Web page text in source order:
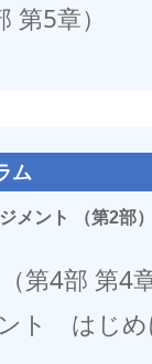
5章）
ム
メント （第2部
第4部 第4
ト はじめ